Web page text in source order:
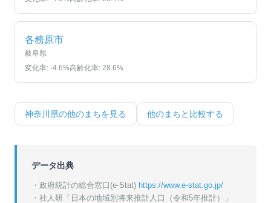
各務原市
岐阜県
変化率: -4.6%高齢化率: 28.6%
神奈川県の他のまちを見る 他のまちと比較する
データ出典
・政府統計の総合窓口(e-Stat) https://www.e-stat.go.jp/
・ 社人研「日本の地域別将来推計人口（令和5年推計）」